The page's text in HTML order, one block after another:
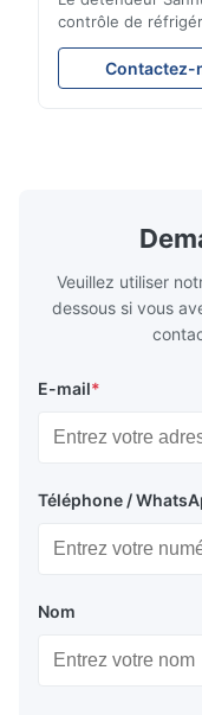
contrôle de
performance
réfrigération de
fourgonnettes
fonctionnement
Contactez-
Veuillez utiliser
dessous si vous
E-mail*
Téléphone /
Nom